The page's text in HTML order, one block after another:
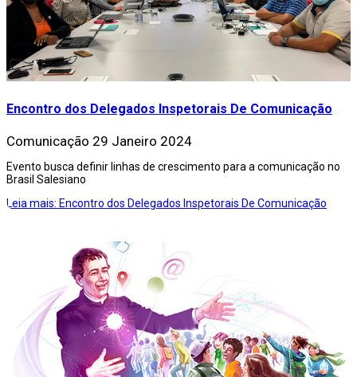
Encontro dos Delegados Inspetorais De Comunicação
Comunicação 29 Janeiro 2024
Evento busca definir linhas de crescimento para a comunicação no
Brasil Salesiano
Leia mais: Encontro dos Delegados Inspetorais De Comunicação